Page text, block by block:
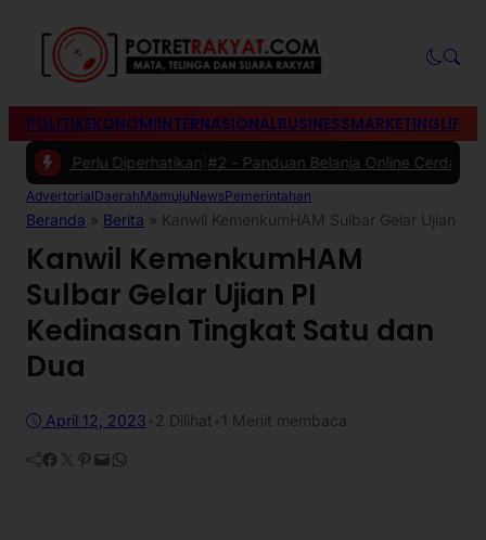
POLITIKEKONOMIINTERNASIONALBUSINESSMARKETING
Perlu Diperhatikan|#2 -Panduan Belanja Online Cerdas: Pilih
AdvertorialDaerahMamujuNewsPemerintahan
Beranda » Berita » Kanwil KemenkumHAM Sulbar Gelar Ujian PI
Kanwil KemenkumHAM
Sulbar Gelar Ujian PI
Kedinasan Tingkat Satu dan
Dua
April 12, 2023 2 Dilihat 1 Menit membaca
Facebook Twitter Pinterest Mail WhatsApp